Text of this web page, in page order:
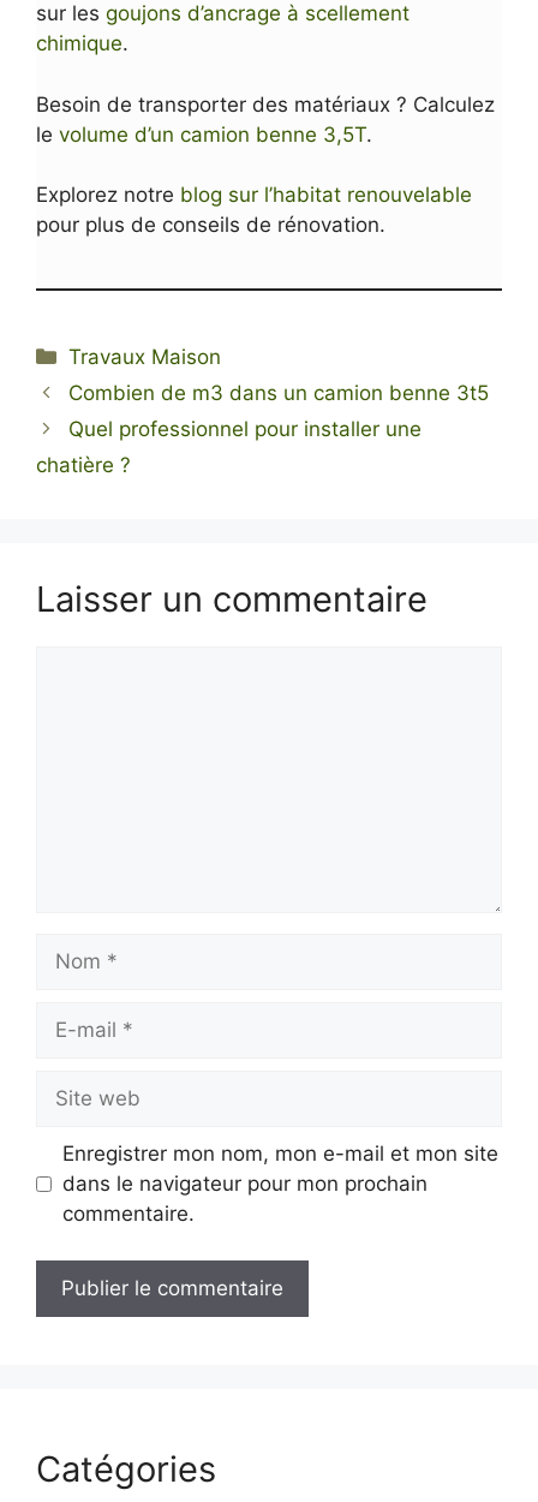
sur les goujons d’ancrage à scellement
chimique.
Besoin de transporter des matériaux ? Calculez
le volume d’un camion benne 3,5T.
Explorez notre blog sur l’habitat renouvelable
pour plus de conseils de rénovation.
Catégories
Travaux Maison
Combien de m3 dans un camion benne 3t5
Quel professionnel pour installer une
chatière ?
Laisser un commentaire
Nom
Site
web
Enregistrer mon nom, mon e-mail et mon site
dans le navigateur pour mon prochain
commentaire.
Catégories